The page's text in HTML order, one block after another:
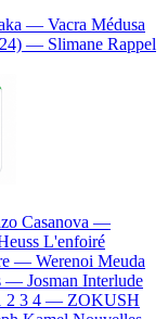
— Vacra Médusa
— Slimane Rappel
Casanova —
L'enfoiré
— Werenoi Meuda
— Josman Interlude
2 3 4 — ZOKUSH